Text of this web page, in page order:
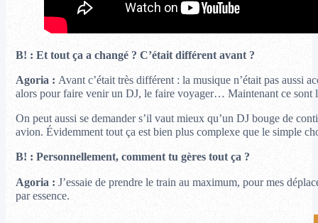
B! : Et tout ça a changé ? C’était différent avant ?
Agoria : Avant c’était très différent : la musique n’était pas aussi
alors pour faire venir un DJ, le faire voyager… Maintenant ce sont
On peut aussi se demander s’il vaut mieux qu’un DJ bouge de
avion. Évidemment tout ça est bien plus complexe que le simple
B! : Personnellement, comment tu gères tout ça ?
Agoria : J’essaie de prendre le train au maximum, pour mes
par essence.